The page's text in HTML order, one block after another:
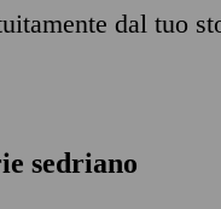
dal tuo
sedriano